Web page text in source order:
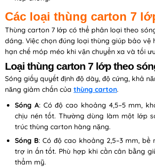
Các loại thùng carton 7
Thùng carton 7 lớp có thể phân loại theo
dáng. Việc chọn đúng loại thùng giúp bảo vệ
hạn chế móp méo khi vận chuyển xa và tối
Loại thùng carton 7 lớp theo
Sóng giấy quyết định độ dày, độ cứng, khả
năng giảm chấn của thùng carton.
Sóng A: Có độ cao khoảng 4,5–5 mm,
chịu nén tốt. Thường dùng làm một lớp
trúc thùng carton hàng nặng.
Sóng B: Có độ cao khoảng 2,5–3 mm, bề
trợ in ấn tốt. Phù hợp khi cần cân bằng
thẩm mỹ.